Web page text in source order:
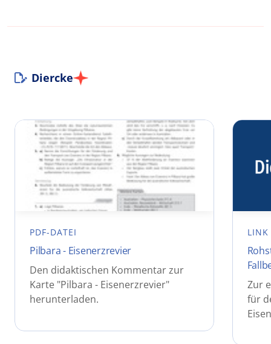
Diercke
PDF-DATEI
Pilbara - Eisenerzrevier
Den didaktischen Kommentar zur
Karte "Pilbara - Eisenerzrevier"
herunterladen.
LINK
Zur
für